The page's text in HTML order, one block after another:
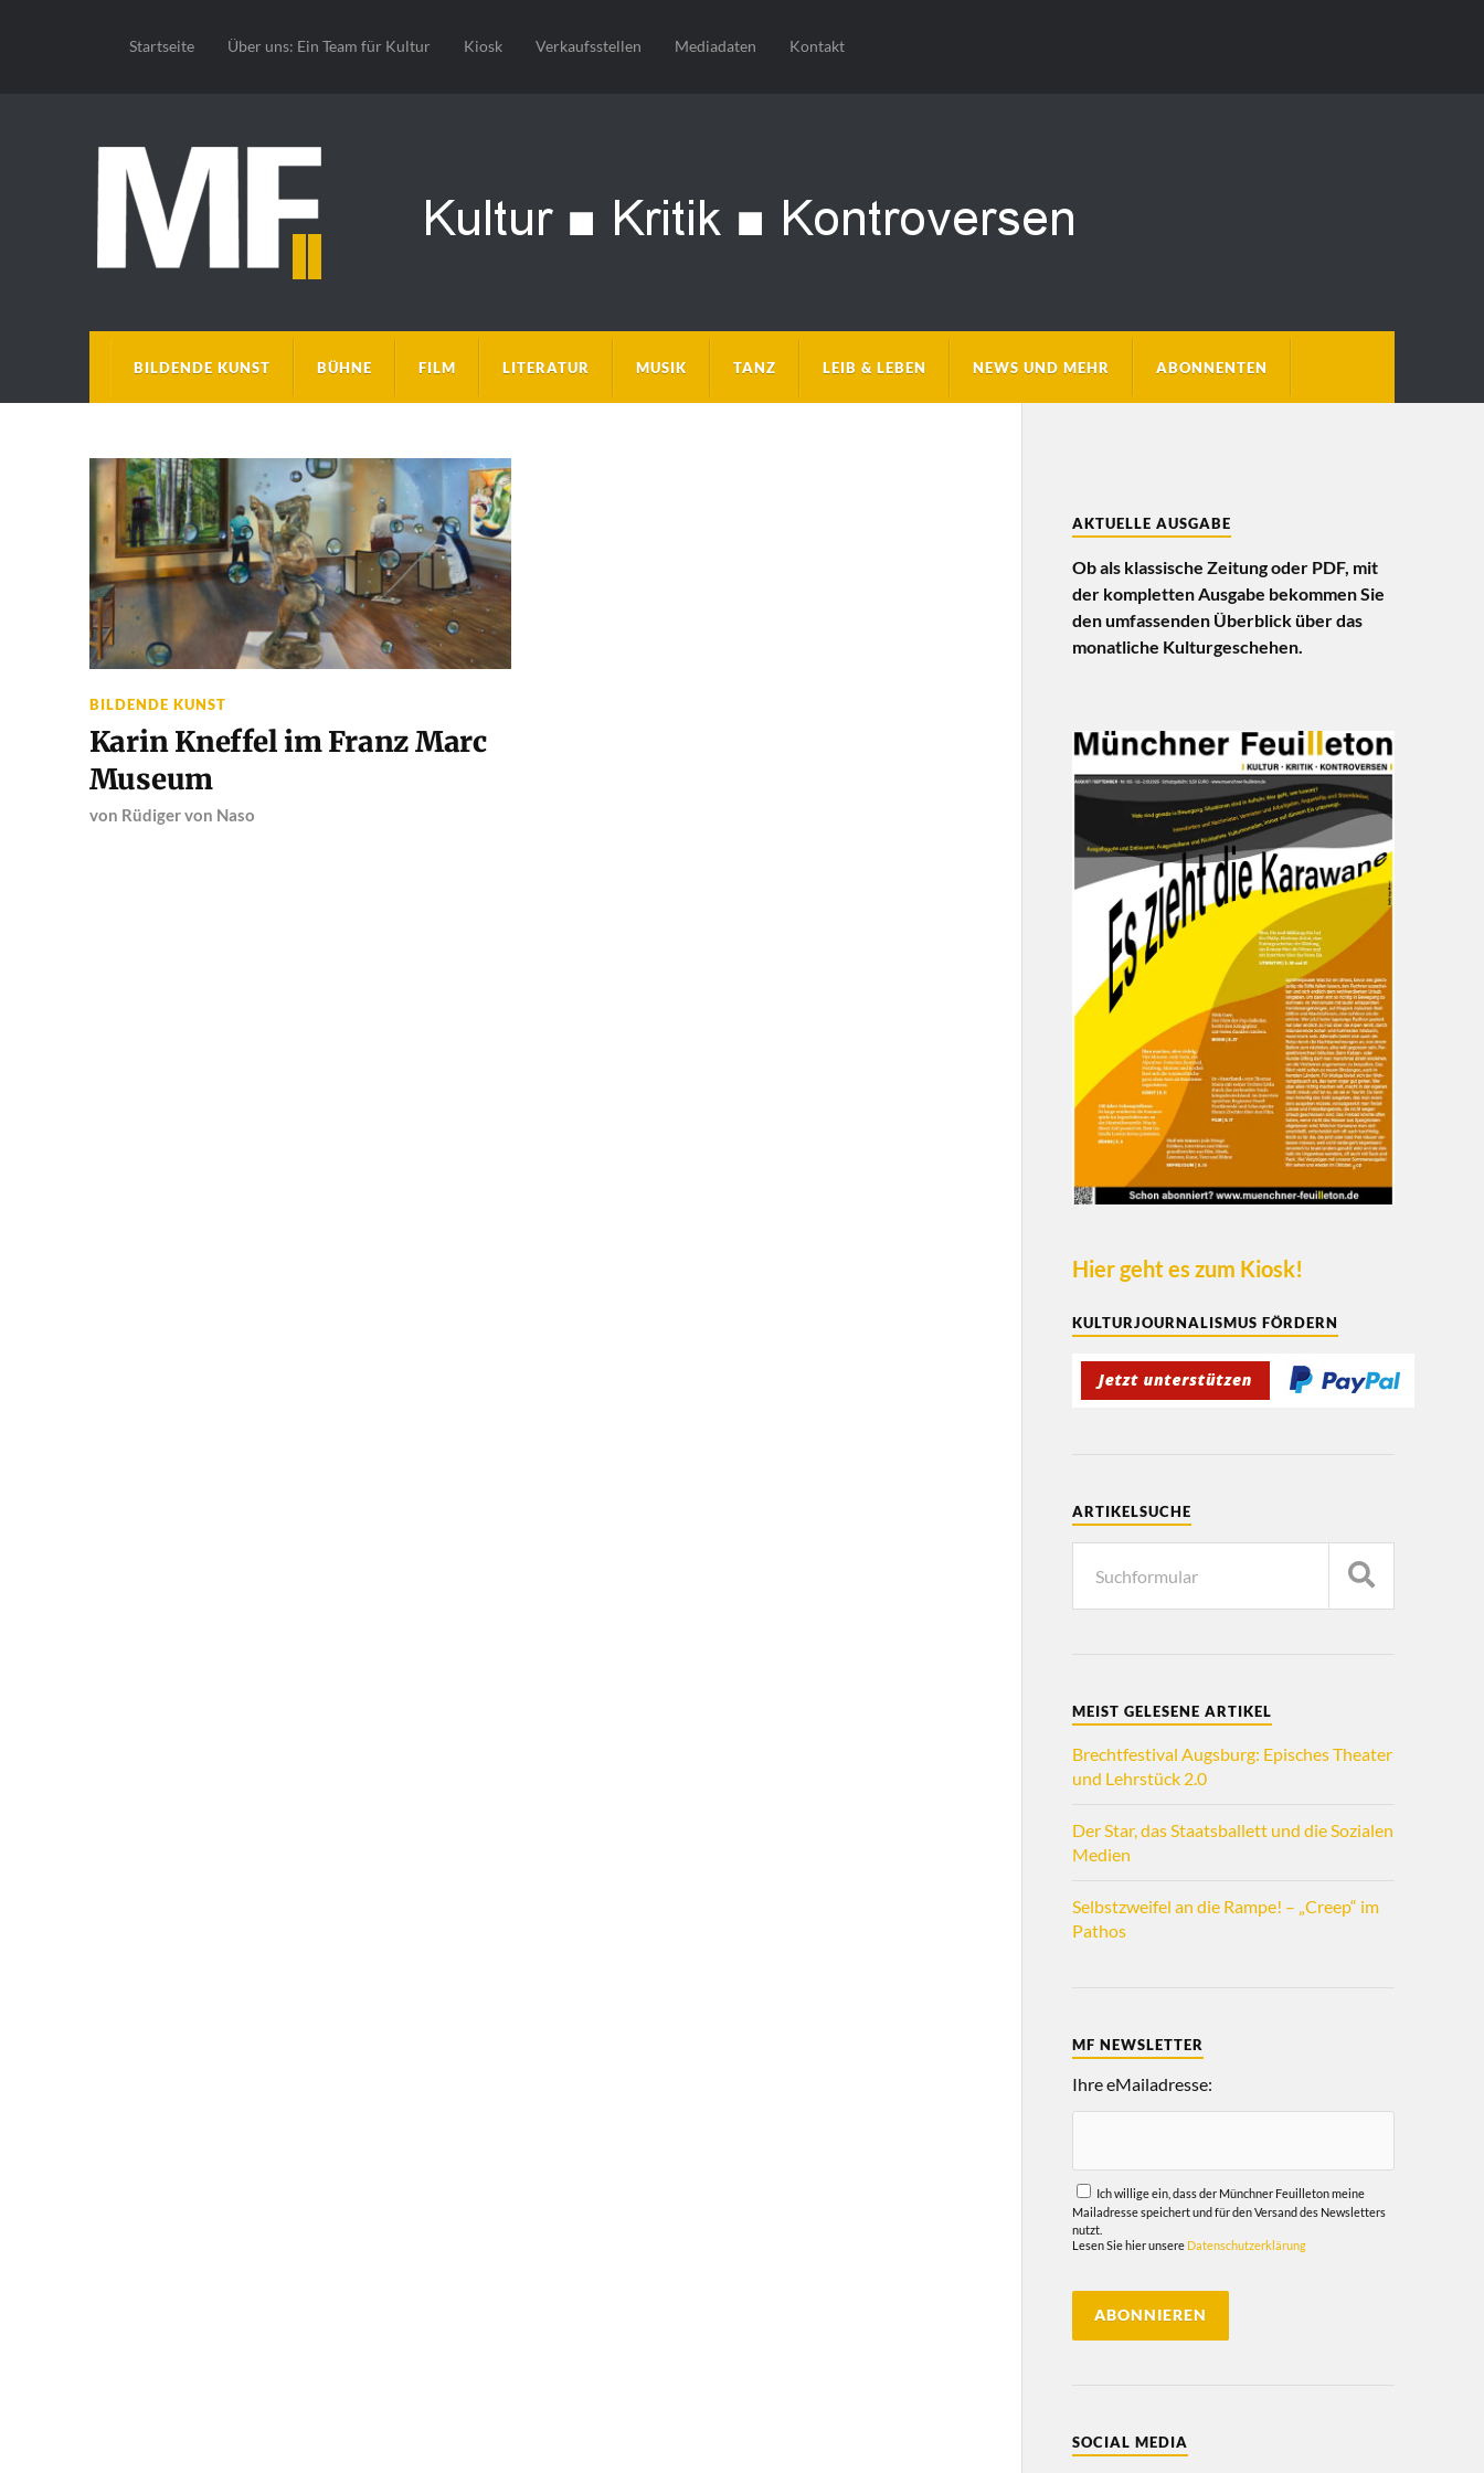
Startseite Über uns: Ein Team für Kultur Kiosk Verkaufsstellen Mediadaten Kontakt
BILDENDE KUNST BÜHNE FILM LITERATUR MUSIK TANZ LEIB & LEBEN NEWS UND MEHR ABONNENTEN
BILDENDE KUNST
Karin Kneffel im Franz Marc
Museum
von Rüdiger von Naso
AKTUELLE AUSGABE
Ob als klassische Zeitung oder PDF, mit
der kompletten Ausgabe bekommen Sie
den umfassenden Überblick über das
monatliche Kulturgeschehen.
Hier geht es zum Kiosk!
KULTURJOURNALISMUS FÖRDERN
ARTIKELSUCHE
MEIST GELESENE ARTIKEL
Brechtfestival Augsburg: Episches Theater
und Lehrstück 2.0
Der Star, das Staatsballett und die Sozialen
Medien
Selbstzweifel an die Rampe! – „Creep“ im
Pathos
MF NEWSLETTER
Ihre eMailadresse:
Ich willige ein, dass der Münchner Feuilleton meine
Mailadresse speichert und für den Versand des Newsletters
nutzt.
Lesen Sie hier unsere Datenschutzerklärung
SOCIAL MEDIA